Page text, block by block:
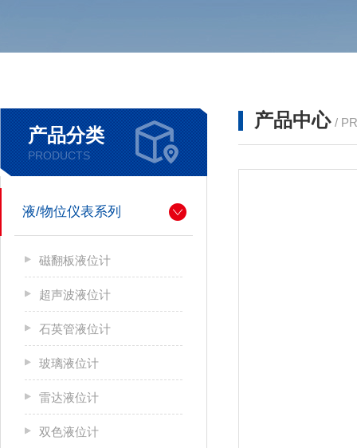
产品分类
PRODUCTS
液/物位仪表系列
磁翻板液位计
超声波液位计
石英管液位计
玻璃液位计
雷达液位计
双色液位计
产品中心 /